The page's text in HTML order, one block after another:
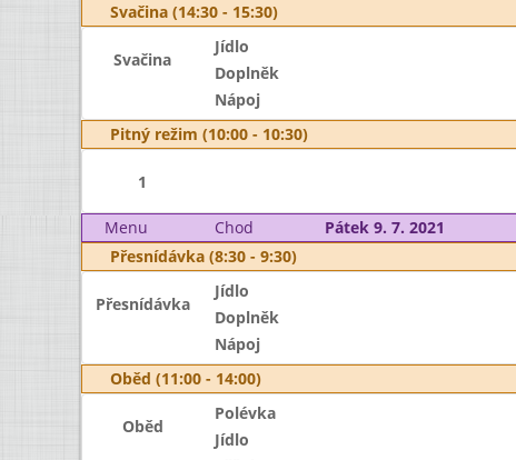
Svačina (14:30 - 15:30)
Svačina
Jídlo
Doplněk
Nápoj
Pitný režim (10:00 - 10:30)
1
Menu Chod Pátek 9. 7. 2021
Přesnídávka (8:30 - 9:30)
Přesnídávka
Jídlo
Doplněk
Nápoj
Oběd (11:00 - 14:00)
Oběd
Polévka
Jídlo